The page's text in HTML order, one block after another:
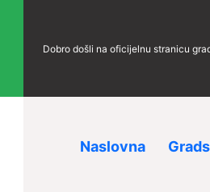
Dobro došli na oficijelnu stranicu
Naslovna